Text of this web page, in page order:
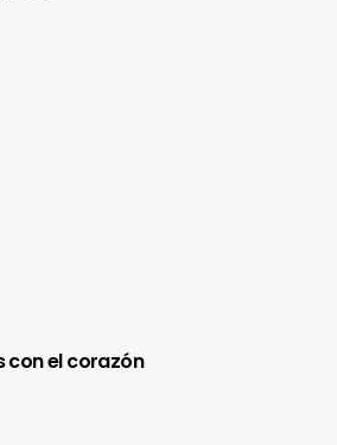
con el corazón